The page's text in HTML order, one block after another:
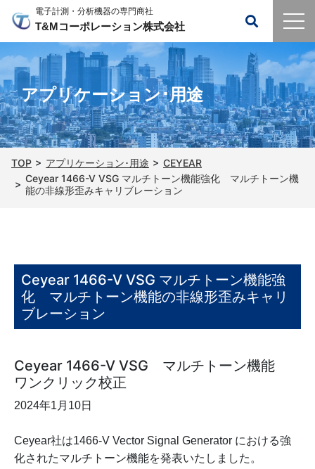
電子計測・分析機器の専門商社
T&Mコーポレーション株式会社
アプリケーション･用途
TOP アプリケーション･用途
CEYEAR
Ceyear 1466-V VSG マルチトーン機能強化 マルチトーン機
能の非線形歪みキャリブレーション
Ceyear 1466-V VSG マルチトーン機能強
化 マルチトーン機能の非線形歪みキャリ
ブレーション
Ceyear 1466-V VSG マルチトーン機能
ワンクリック校正
2024年1月10日
Ceyear社は1466-V Vector Signal Generator における強
化されたマルチトーン機能を発表いたしました。